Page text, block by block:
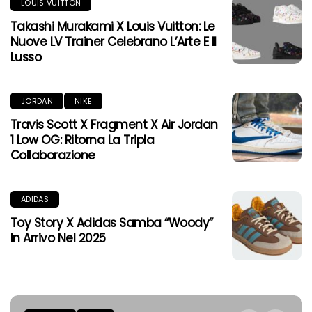
LOUIS VUITTON
Takashi Murakami X Louis Vuitton: Le
Nuove LV Trainer Celebrano L’Arte E Il
Lusso
JORDAN NIKE
Travis Scott X Fragment X Air Jordan
1 Low OG: Ritorna La Tripla
Collaborazione
ADIDAS
Toy Story X Adidas Samba “Woody”
In Arrivo Nel 2025